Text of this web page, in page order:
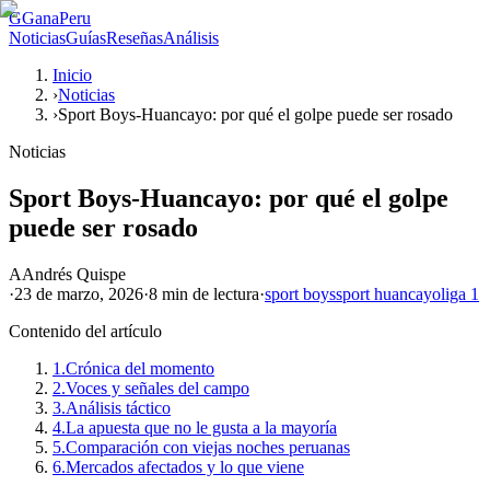
GGanaPeru
NoticiasGuíasReseñasAnálisis
Inicio
›Noticias
›Sport Boys-Huancayo: por qué el golpe puede ser rosado
Noticias
Sport Boys-Huancayo: por qué el golpe
puede ser rosado
AAndrés Quispe
·23 de marzo, 2026·8 min de lectura·sport boyssport huancayoliga 1
Contenido del artículo
1.Crónica del momento
2.Voces y señales del campo
3.Análisis táctico
4.La apuesta que no le gusta a la mayoría
5.Comparación con viejas noches peruanas
6.Mercados afectados y lo que viene